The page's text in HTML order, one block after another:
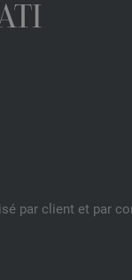
par client et par